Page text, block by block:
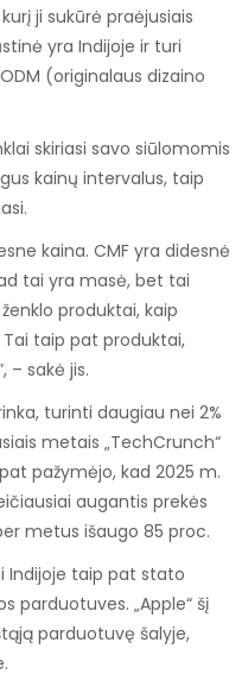
ji sukūrė praėjusiais
yra Indijoje ir turi
(originalaus dizaino
skiriasi savo siūlomomis
kainų intervalus, taip
kaina. CMF yra didesnė
tai yra masė, bet tai
produktai, kaip
taip pat produktai,
– sakė jis.
turinti daugiau nei 2%
metais „TechCrunch“
pažymėjo, kad 2025 m.
augantis prekės
metus išaugo 85 proc.
Indijoje taip pat stato
parduotuves. „Apple“ šį
parduotuvę šalyje,